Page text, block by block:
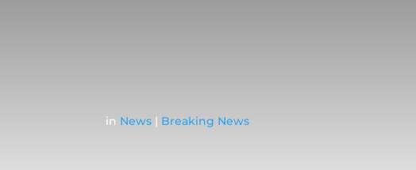
in News | Breaking News